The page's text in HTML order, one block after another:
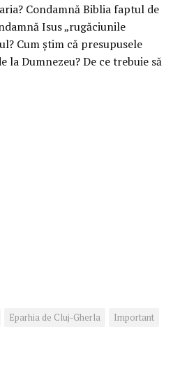
Condamnă Biblia faptul de
Isus „rugăciunile
Cum știm că presupusele
la Dumnezeu? De ce trebuie să
Eparhia de Cluj-Gherla Important